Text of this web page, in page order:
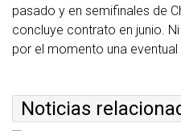
pasado y en semifinales de
concluye contrato en junio.
por el momento una
Noticias